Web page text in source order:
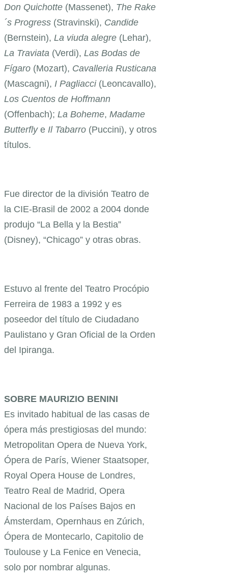
Don Quichotte (Massenet), The Rake
´s Progress (Stravinski), Candide
(Bernstein), La viuda alegre (Lehar),
La Traviata (Verdi), Las Bodas de
Fígaro (Mozart), Cavalleria Rusticana
(Mascagni), I Pagliacci(Leoncavallo),
Los Cuentos de Hoffmann
(Offenbach); La Boheme, Madame
Butterflye Il Tabarro (Puccini), y otros
títulos.
Fue director de la división Teatro de
la CIE-Brasil de 2002 a 2004 donde
produjo “La Bella y la Bestia”
(Disney), “Chicago” y otras obras.
Estuvo al frente del Teatro Procópio
Ferreira de 1983 a 1992 y es
poseedor del título de Ciudadano
Paulistano y Gran Oficial de la Orden
del Ipiranga.
SOBRE MAURIZIO BENINI
Es invitado habitual de las casas de
ópera más prestigiosas del mundo:
Metropolitan Opera de Nueva York,
Ópera de París, Wiener Staatsoper,
Royal Opera House de Londres, ​​
Teatro Real de Madrid, Opera
Nacional de los Países Bajos en
Ámsterdam, Opernhaus en Zúrich,
Ópera de Montecarlo, Capitolio de
Toulouse y La Fenice en Venecia,
solo por nombrar algunas.